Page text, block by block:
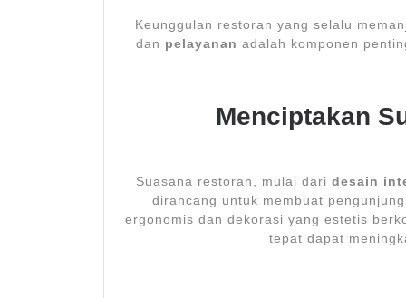
Keunggulan restoran yang selalu
dan pelayanan adalah komponen
Menciptakan
Suasana restoran, mulai dari desain
dirancang untuk membuat
ergonomis dan dekorasi yang estetis
tepat dapat